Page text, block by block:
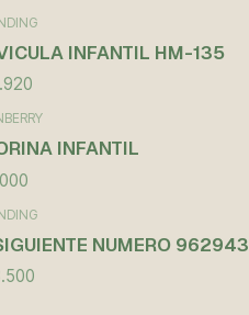
INFANTIL HM-135
INFANTIL
NUMERO